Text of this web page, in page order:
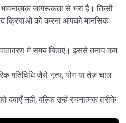
जागरूकता से भरा है। किसी
क्रियाओं को करना आपको मानसिक
में समय बिताएं। इससे तनाव कम
गतिविधि जैसे नृत्य, योग या तेज़ चाल
दबाएँ नहीं, बल्कि उन्हें रचनात्मक तरीके